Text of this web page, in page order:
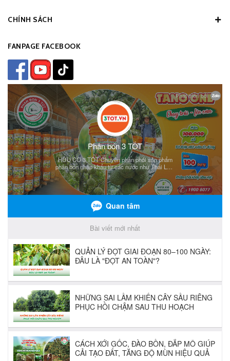
CHÍNH SÁCH
FANPAGE FACEBOOK